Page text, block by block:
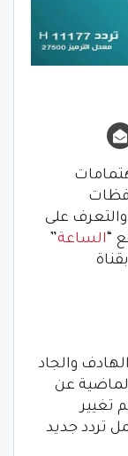
والتعرف على
“الساعة”
الهادف والجاد
عن
أنه تم تغيير
تردد جديد